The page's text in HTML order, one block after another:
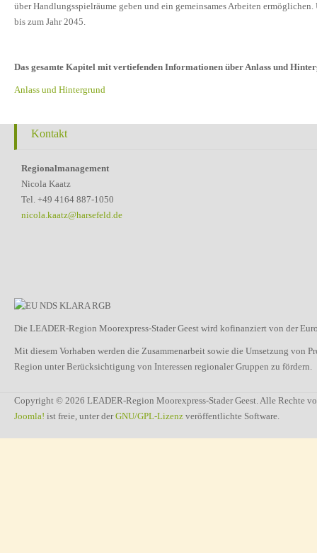
über Handlungsspielräume geben und ein gemeinsames Arbeiten
bis zum Jahr 2045.
Das gesamte Kapitel mit vertiefenden Informationen über Anlass und
Anlass und Hintergrund
Kontakt
Regionalmanagement
Nicola Kaatz
Tel. +49 4164 887-1050
nicola.kaatz@harsefeld.de
Die LEADER-Region Moorexpress-Stader Geest wird kofinanziert von der
Mit diesem Vorhaben werden die Zusammenarbeit sowie die Umsetzung
Region unter Berücksichtigung von Interessen regionaler Gruppen zu fördern.
Copyright © 2026 LEADER-Region Moorexpress-Stader Geest. Alle Rechte
Joomla! ist freie, unter derGNU/GPL-Lizenz veröffentlichte Software.